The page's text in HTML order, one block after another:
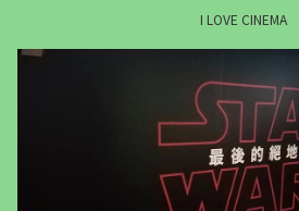
I LOVE CINEMA